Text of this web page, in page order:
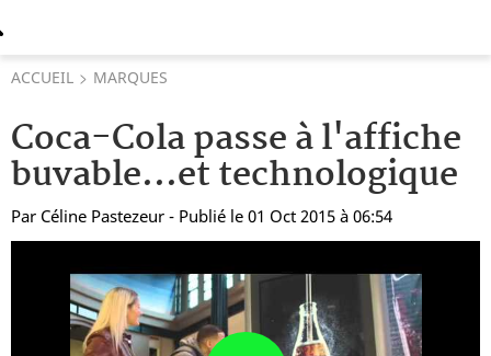
ACCUEIL MARQUES
Coca-Cola passe à l'affiche
buvable...et technologique
Par Céline Pastezeur - Publié le 01 Oct 2015 à 06:54